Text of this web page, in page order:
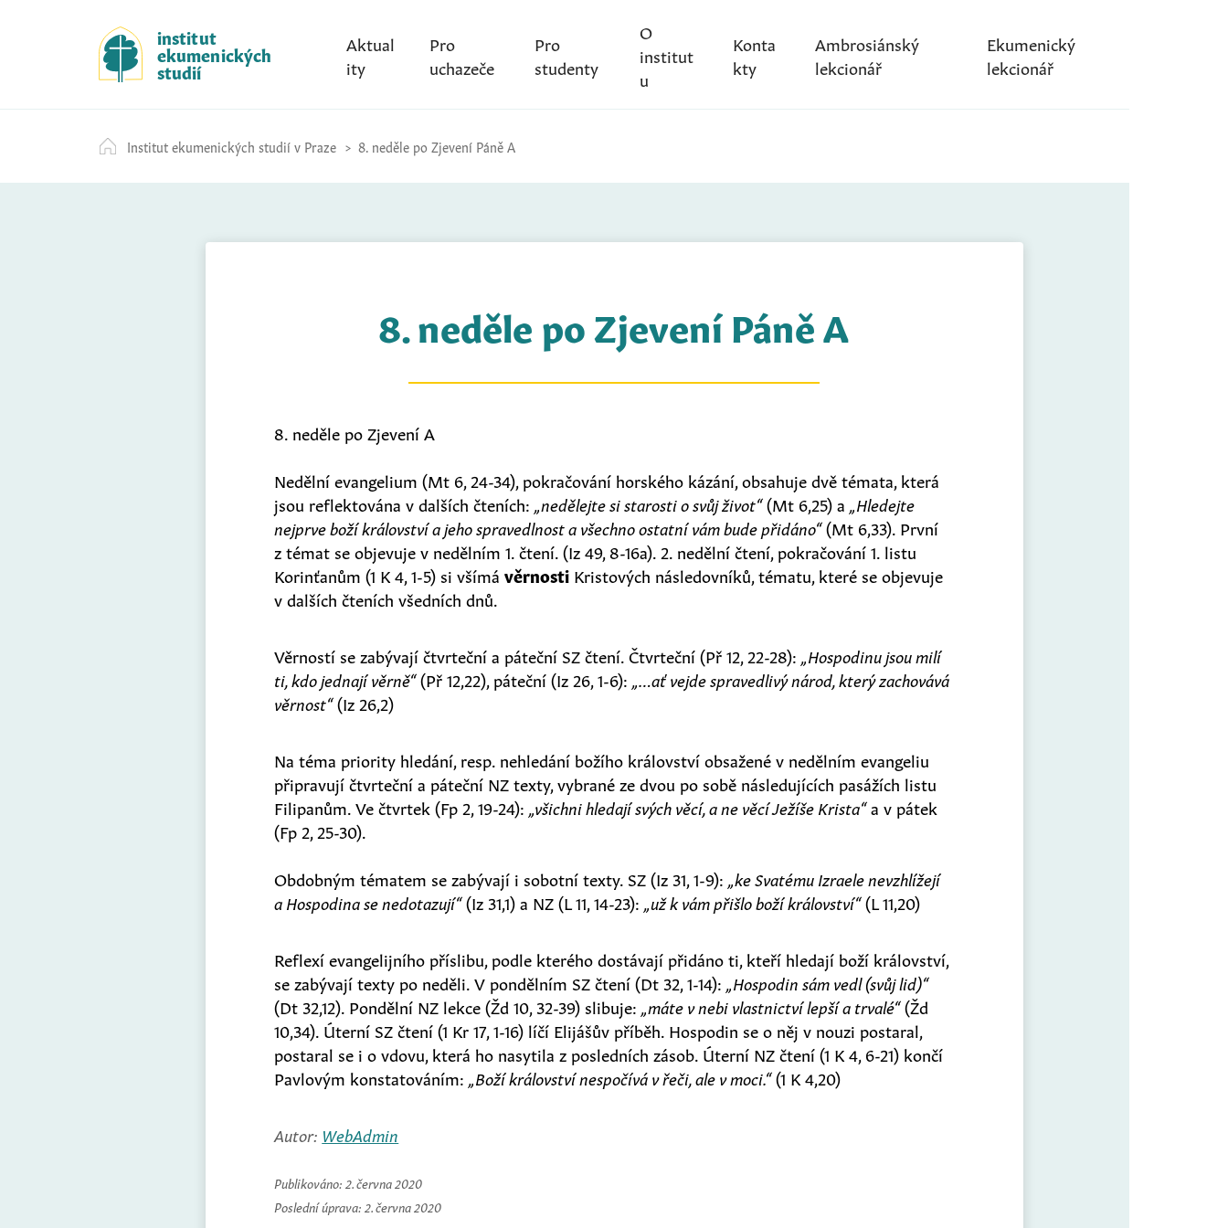
k
i
p
t
c
o
institut
ekumenických
studií
Aktual
ity
Pro
uchazeče
Pro
studenty
O
institut
u
Konta
kty
Ambrosiánský
lekcionář
Ekumenický
lekcionář
Institut ekumenických studií v Praze 8. neděle po Zjevení Páně A
8. neděle po Zjevení Páně A
8. neděle po Zjevení A
Nedělní evangelium (Mt 6, 24-34), pokračování horského kázání, obsahuje dvě témata, která
jsou reflektována v dalších čteních: „nedělejte si starosti o svůj život“(Mt 6,25) a „Hledejte
nejprve boží království a jeho spravedlnost a všechno ostatní vám bude přidáno“(Mt 6,33). První
z témat se objevuje v nedělním 1. čtení. (Iz 49, 8-16a). 2. nedělní čtení, pokračování 1. listu
Korinťanům (1 K 4, 1-5) si všímávěrnosti Kristových následovníků, tématu, které se objevuje
v dalších čteních všedních dnů.
Věrností se zabývají čtvrteční a páteční SZ čtení. Čtvrteční (Př 12, 22-28): „Hospodinu jsou milí
ti, kdo jednají věrně“(Př 12,22), páteční (Iz 26, 1-6):
„…ať vejde spravedlivý národ, který zachovává
věrnost“(Iz 26,2)
Na téma priority hledání, resp. nehledání božího království obsažené v nedělním evangeliu
připravují čtvrteční a páteční NZ texty, vybrané ze dvou po sobě následujících pasážích listu
Filipanům. Ve čtvrtek (Fp 2, 19-24): „všichni hledají svých věcí, a ne věcí Ježíše Krista“a v pátek
(Fp 2, 25-30).
Obdobným tématem se zabývají i sobotní texty. SZ (Iz 31, 1-9): „ke Svatému Izraele nevzhlížejí
a Hospodina se nedotazují“(Iz 31,1) a NZ (L 11, 14-23): „už k vám přišlo boží království“(L 11,20)
Reflexí evangelijního příslibu, podle kterého dostávají přidáno ti, kteří hledají boží království,
se zabývají texty po neděli. V pondělním SZ čtení (Dt 32, 1-14): „Hospodin sám vedl (svůj lid)“
(Dt 32,12). Pondělní NZ lekce (Žd 10, 32-39) slibuje: „máte v nebi vlastnictví lepší a trvalé“(Žd
10,34). Úterní SZ čtení (1 Kr 17, 1-16) líčí Elijášův příběh. Hospodin se o něj v nouzi postaral,
postaral se i o vdovu, která ho nasytila z posledních zásob. Úterní NZ čtení (1 K 4, 6-21) končí
Pavlovým konstatováním: „Boží království nespočívá v řeči, ale v moci.“(1 K 4,20)
Autor: WebAdmin
Publikováno: 2. června 2020
Poslední úprava: 2. června 2020